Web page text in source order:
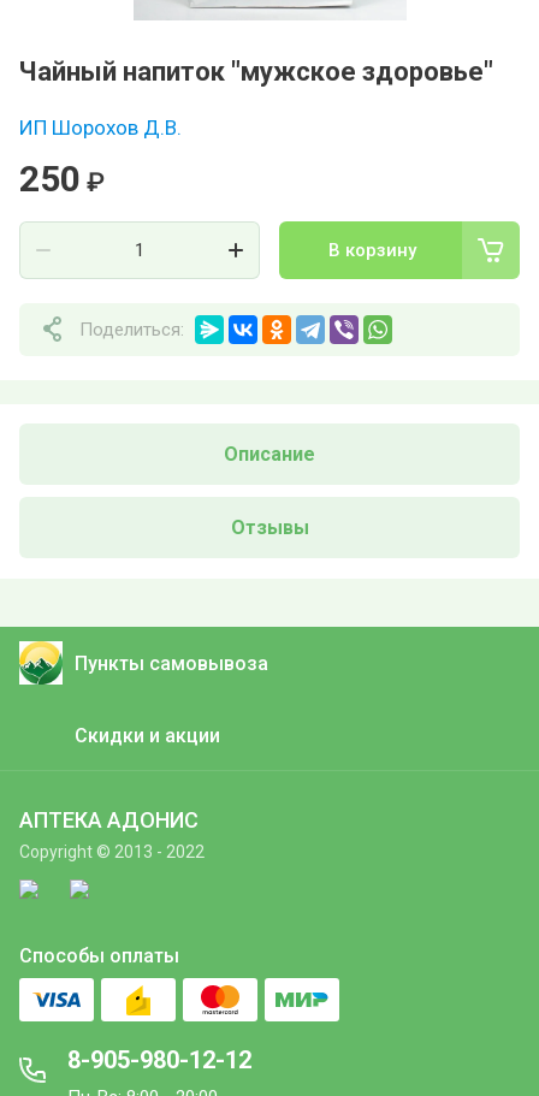
Чайный напиток "мужское здоровье"
ИП Шорохов Д.В.
250 ₽
В корзину
Поделиться:
Описание
Отзывы
Пункты самовывоза
Скидки и акции
АПТЕКА АДОНИС
Copyright © 2013 - 2022
Способы оплаты
8-905-980-12-12